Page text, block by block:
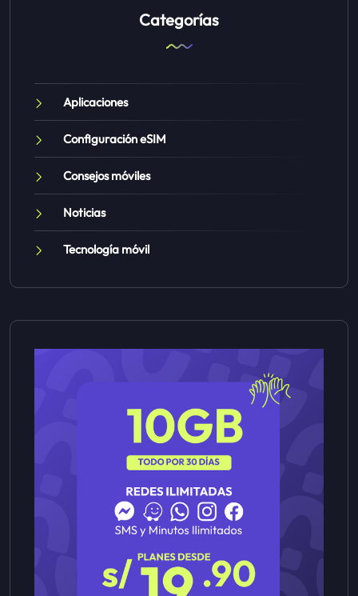
Categorías
Aplicaciones
Configuración eSIM
Consejos móviles
Noticias
Tecnología móvil